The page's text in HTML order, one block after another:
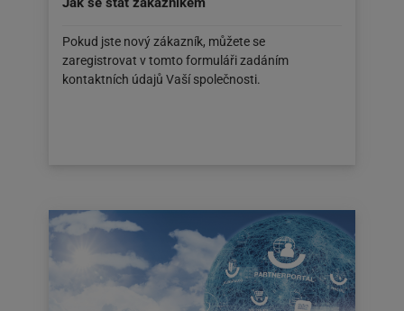
Pokud jste nový zákazník, můžete se
zaregistrovat v tomto formuláři zadáním
kontaktních údajů Vaší společnosti.